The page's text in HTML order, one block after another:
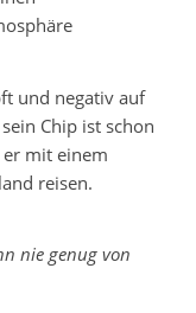
und negativ auf
Chip ist schon
mit einem
reisen.
nie genug von